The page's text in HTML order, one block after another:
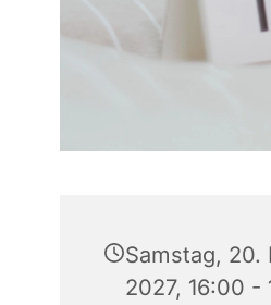
Samstag, 20.
2027, 16:00 -